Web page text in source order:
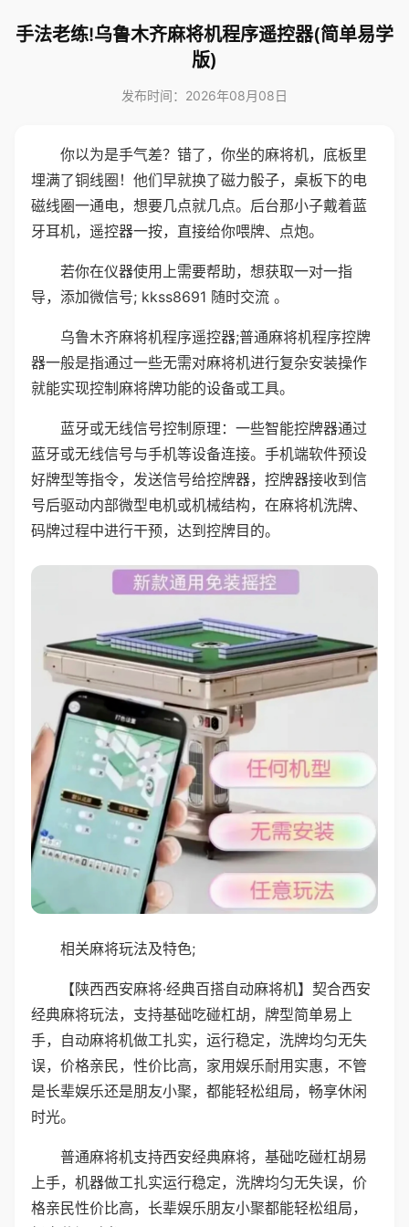
手法老练!乌鲁木齐麻将机程序遥控器(简单易学
版)
发布时间：2026年08月08日
你以为是手气差？错了，你坐的麻将机，底板里
埋满了铜线圈！他们早就换了磁力骰子，桌板下的电
磁线圈一通电，想要几点就几点。后台那小子戴着蓝
牙耳机，遥控器一按，直接给你喂牌、点炮。
若你在仪器使用上需要帮助，想获取一对一指
导，添加微信号; kkss8691 随时交流 。
乌鲁木齐麻将机程序遥控器;普通麻将机程序控牌
器一般是指通过一些无需对麻将机进行复杂安装操作
就能实现控制麻将牌功能的设备或工具。
蓝牙或无线信号控制原理：一些智能控牌器通过
蓝牙或无线信号与手机等设备连接。手机端软件预设
好牌型等指令，发送信号给控牌器，控牌器接收到信
号后驱动内部微型电机或机械结构，在麻将机洗牌、
码牌过程中进行干预，达到控牌目的。
相关麻将玩法及特色;
【陕西西安麻将·经典百搭自动麻将机】契合西安
经典麻将玩法，支持基础吃碰杠胡，牌型简单易上
手，自动麻将机做工扎实，运行稳定，洗牌均匀无失
误，价格亲民，性价比高，家用娱乐耐用实惠，不管
是长辈娱乐还是朋友小聚，都能轻松组局，畅享休闲
时光。
普通麻将机支持西安经典麻将，基础吃碰杠胡易
上手，机器做工扎实运行稳定，洗牌均匀无失误，价
格亲民性价比高，长辈娱乐朋友小聚都能轻松组局，